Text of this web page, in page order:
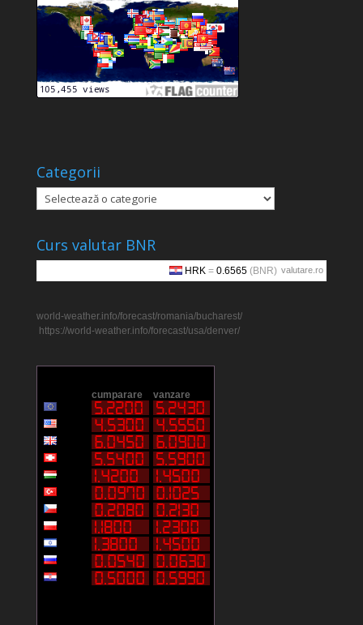
Categorii
Categorii
Curs valutar BNR
valutare.ro
world-weather.info/forecast/romania/bucharest/
https://world-weather.info/forecast/usa/denver/